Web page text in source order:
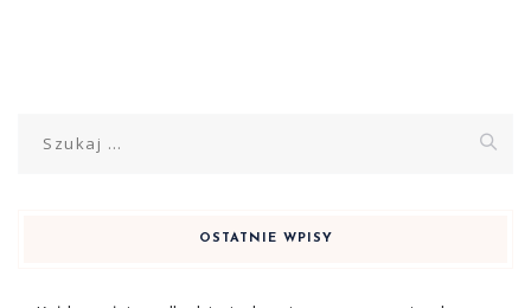
OSTATNIE WPISY